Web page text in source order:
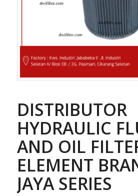
DISTRIBUTOR
HYDRAULIC
AND OIL
ELEMENT
JAYA SERIES